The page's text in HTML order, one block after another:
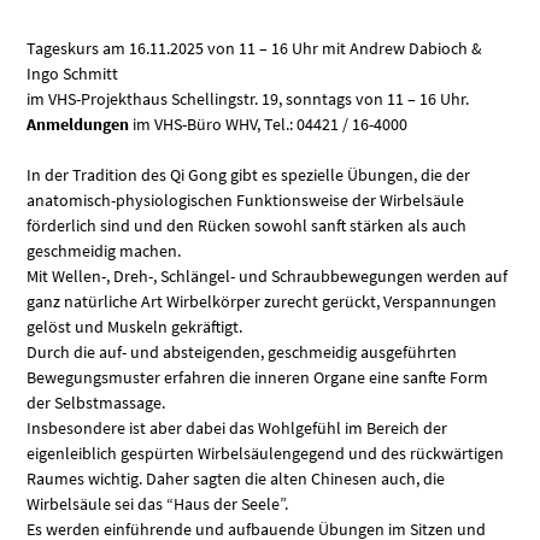
Tageskurs am 16.11.2025 von 11 – 16 Uhr mit Andrew Dabioch &
Ingo Schmitt
im VHS-Projekthaus Schellingstr. 19, sonntags von 11 – 16 Uhr.
Anmeldungen im VHS-Büro WHV, Tel.: 04421 / 16-4000
In der Tradition des Qi Gong gibt es spezielle Übungen, die der
anatomisch-physiologischen Funktionsweise der Wirbelsäule
förderlich sind und den Rücken sowohl sanft stärken als auch
geschmeidig machen.
Mit Wellen-, Dreh-, Schlängel- und Schraubbewegungen werden auf
ganz natürliche Art Wirbelkörper zurecht gerückt, Verspannungen
gelöst und Muskeln gekräftigt.
Durch die auf- und absteigenden, geschmeidig ausgeführten
Bewegungsmuster erfahren die inneren Organe eine sanfte Form
der Selbstmassage.
Insbesondere ist aber dabei das Wohlgefühl im Bereich der
eigenleiblich gespürten Wirbelsäulengegend und des rückwärtigen
Raumes wichtig. Daher sagten die alten Chinesen auch, die
Wirbelsäule sei das “Haus der Seele”.
Es werden einführende und aufbauende Übungen im Sitzen und